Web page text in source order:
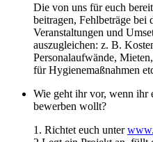
Die von uns für euch
beitragen, Fehlbeträge
Veranstaltungen und
auszugleichen: z. B.
Personalaufwände,
für Hygienemaßnahmen
Wie geht ihr vor, wenn ihr
bewerben wollt?
1. Richtet euch unter